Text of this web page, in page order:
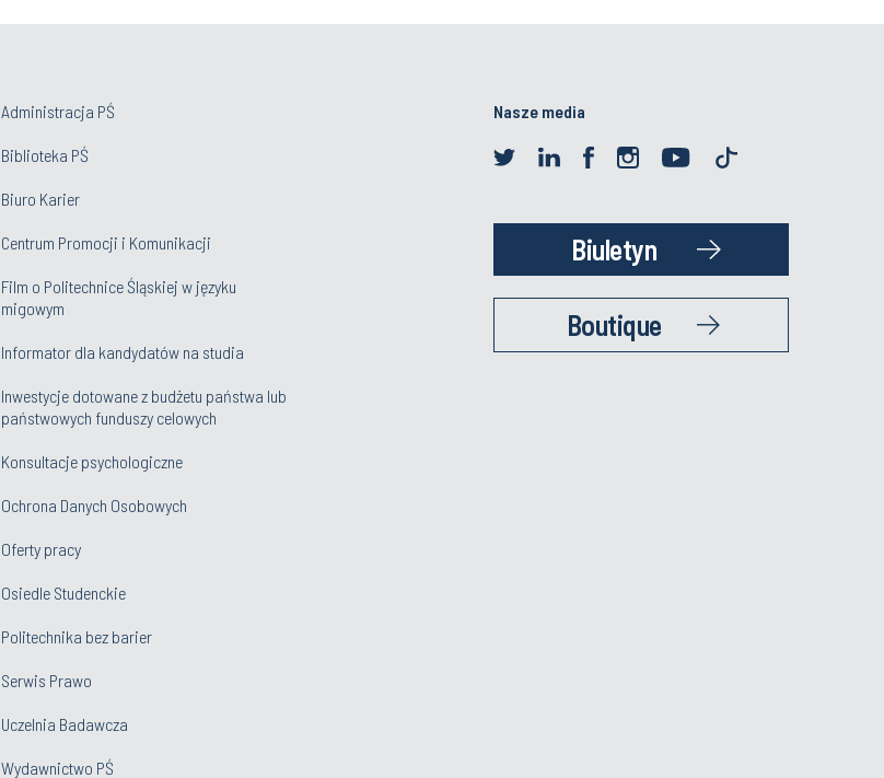
Administracja PŚ
Biblioteka PŚ
Biuro Karier
Centrum Promocji i Komunikacji
Film o Politechnice Śląskiej w języku
migowym
Informator dla kandydatów na studia
Inwestycje dotowane z budżetu państwa lub
państwowych funduszy celowych
Konsultacje psychologiczne
Ochrona Danych Osobowych
Oferty pracy
Osiedle Studenckie
Politechnika bez barier
Serwis Prawo
Uczelnia Badawcza
Wydawnictwo PŚ
Nasze media
Biuletyn
Boutique